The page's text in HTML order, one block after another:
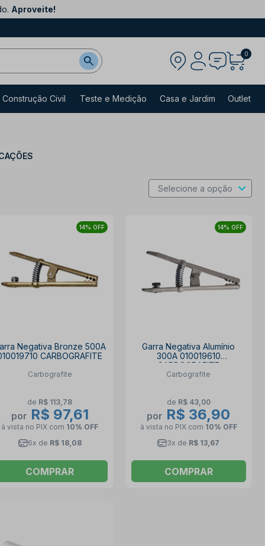
Aproveite!
0
Construção Civil Teste e Medição Casa e Jardim Outlet
14% OFF
Negativa Bronze 500A
CARBOGRAFITE
Carbografite
de R$ 113,78
por R$ 97,61
à vista no PIX com 10% OFF
6x de R$ 18,08
COMPRAR
14% OFF
Garra Negativa Alumínio
300A 010019610
CARBOGRAFITE
Carbografite
de R$ 43,00
por R$ 36,90
à vista no PIX com 10% OFF
3x de R$ 13,67
COMPRAR